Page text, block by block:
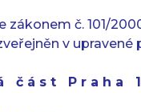
zákonem č. 101/
v upravené
č á s t P r a h a